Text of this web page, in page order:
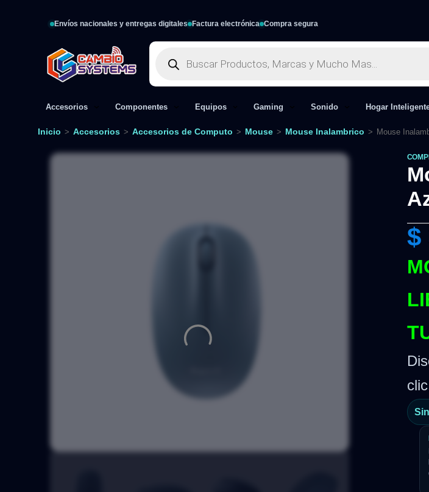
Envíos nacionales y entregas digitales Factura electrónica Compra segura
Accesorios Componentes Equipos Gaming Sonido Hogar
Inicio > Accesorios > Accesorios de Computo > Mouse > Mouse Inalambrico > Mouse
$